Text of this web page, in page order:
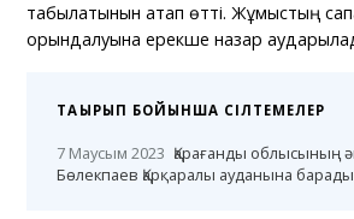
табылатынын атап өтті. Жұмыстың
орындалуына ерекше назар
ТАҚЫРЫП БОЙЫНША СІЛТЕМЕЛЕР
7 Маусым 2023 Қарағанды облысының
Бөлекпаев Қарқаралы ауданына барады